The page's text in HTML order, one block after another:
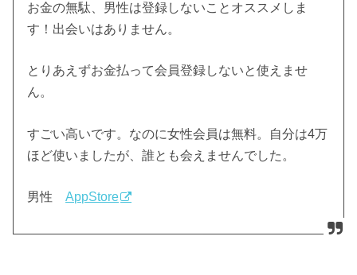
お金の無駄、男性は登録しないことオススメしま
す！出会いはありません。
とりあえずお金払って会員登録しないと使えませ
ん。
すごい高いです。なのに女性会員は無料。自分は4万
ほど使いましたが、誰とも会えませんでした。
男性AppStore